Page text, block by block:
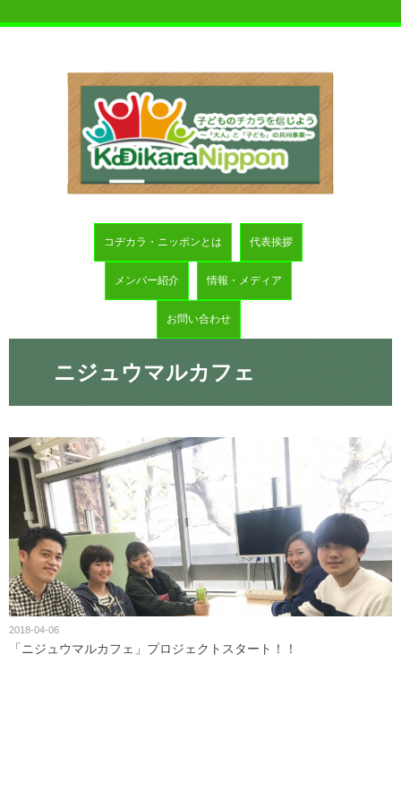
コヂカラ・ニッポンとは 代表挨拶
メンバー紹介 情報・メディア
お問い合わせ
ニジュウマルカフェ
2018-04-06
「ニジュウマルカフェ」プロジェクトスタート！！